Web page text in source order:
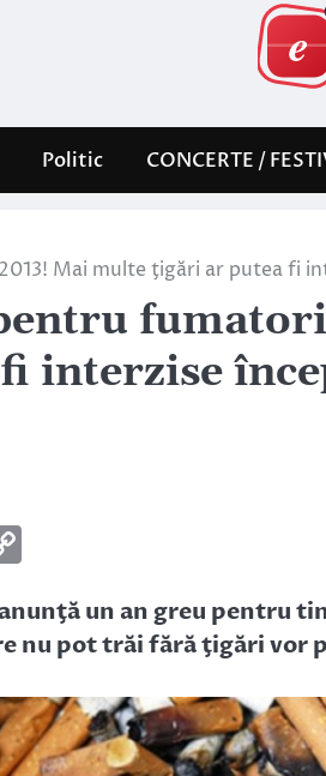
Politic CONCERTE /
Mai multe ţigări ar putea fi
interzise
un an greu pentru
nu pot trăi fără ţigări vor